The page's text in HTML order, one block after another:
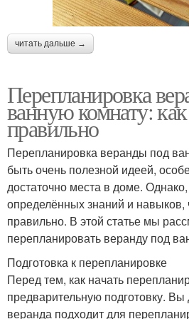
читать дальше →
Перепланировка
ванную комнату: как
правильно
Перепланировка веранды под
быть очень полезной идеей,
достаточно места в доме. Однако,
определённых знаний и навыков,
правильно. В этой статье мы
перепланировать веранду под
Подготовка к перепланировке
Перед тем, как начать
предварительную подготовку.
веранда подходит для